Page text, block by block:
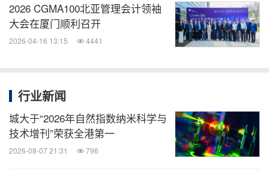
2026 CGMA100北亚管理会计领袖
大会在厦门顺利召开
2026-04-16 13:15 4441
行业新闻
城大于“2026年自然指数纳米科学与
技术增刊”荣获全港第一
2026-08-07 21:31 796